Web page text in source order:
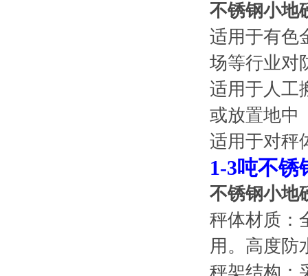
不锈钢小地
适用于有色
场等行业对
适用于人工
或放置地中
适用于对秤
1-3吨不
不锈钢小地
秤体材质：
用。高度防